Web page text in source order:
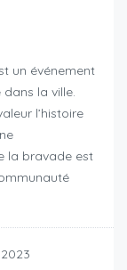
un événement
la ville.
l’histoire
la bravade est